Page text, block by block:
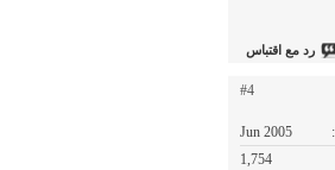
رد مع اقتباس
#4
Jun 2005
1,754